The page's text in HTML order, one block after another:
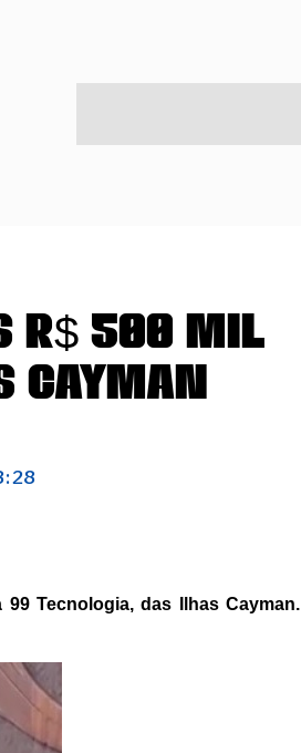
R$ 500 MIL
Tecnologia, das Ilhas Cayman.